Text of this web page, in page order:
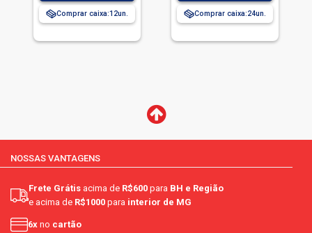
Comprar caixa:12 Comprar caixa:24
NOSSAS VANTAGENS
Frete Grátis acima de R$600 para BH e Região
e acima de R$1000 para interior de MG
6x no cartão